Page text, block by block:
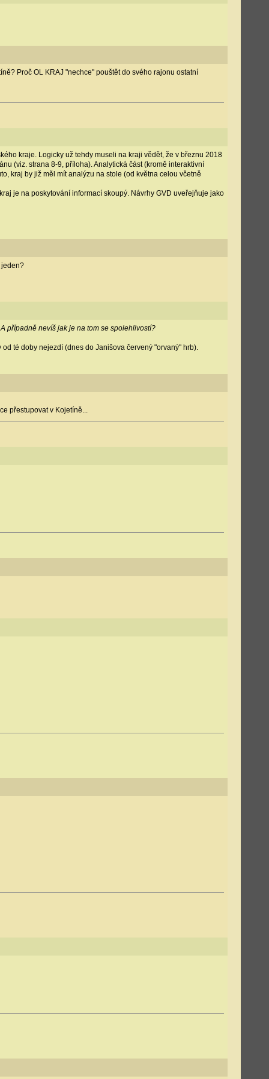
Proč OL KRAJ "nechce" pouštět do svého rajonu ostatní
kraje. Logicky už tehdy museli na kraji vědět, že v březnu 2018
(viz. strana 8-9, příloha). Analytická část (kromě interaktivní
kraj by již měl mít analýzu na stole (od května celou včetně
je na poskytování informací skoupý. Návrhy GVD uveřejňuje jako
jeden?
případně nevíš jak je na tom se spolehlivostí?
té doby nejezdí (dnes do Janišova červený "orvaný" hrb).
přestupovat v Kojetíně...